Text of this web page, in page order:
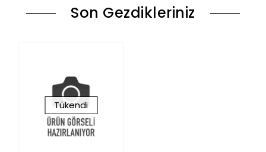
Son Gezdikleriniz
Tükendi